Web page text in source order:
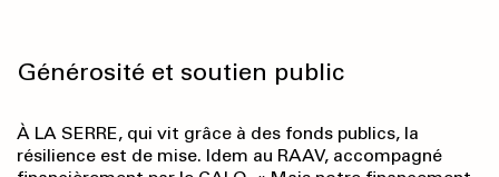
Générosité et soutien public
À LA SERRE, qui vit grâce à des fonds publics, la
résilience est de mise. Idem au RAAV, accompagné